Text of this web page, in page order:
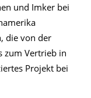
und Imker bei
die von der
zum Vertrieb in
Projekt bei